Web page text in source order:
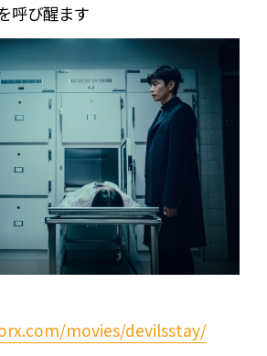
呼び醒ます
movies/devilsstay/